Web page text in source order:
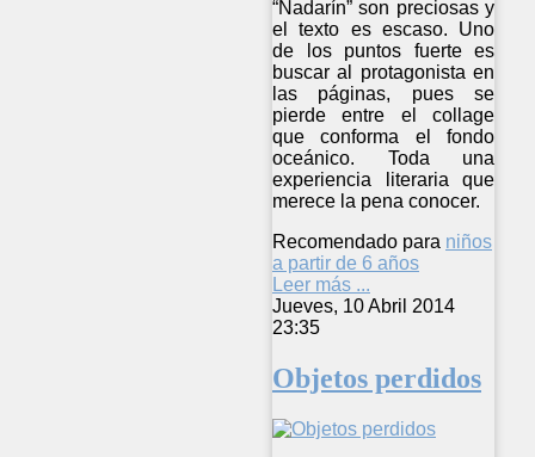
“Nadarín” son preciosas y
el texto es escaso. Uno
de los puntos fuerte es
buscar al protagonista en
las páginas, pues se
pierde entre el collage
que conforma el fondo
oceánico. Toda una
experiencia literaria que
merece la pena conocer.
Recomendado para niños
a partir de 6 años
Leer más ...
Jueves, 10 Abril 2014
23:35
Objetos perdidos